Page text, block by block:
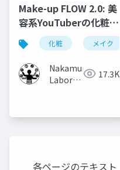
Make-up FLOW 2.0: 美
容系YouTuberの化粧フ
ローチャートの共有・
取り入れ手法
化粧 メイク
Nakamura
Laboratory 17.3K
各ページのテキスト